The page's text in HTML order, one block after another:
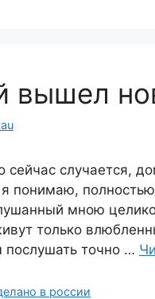
вышел
сейчас случается,
я понимаю,
мною
только
точно …
в россии